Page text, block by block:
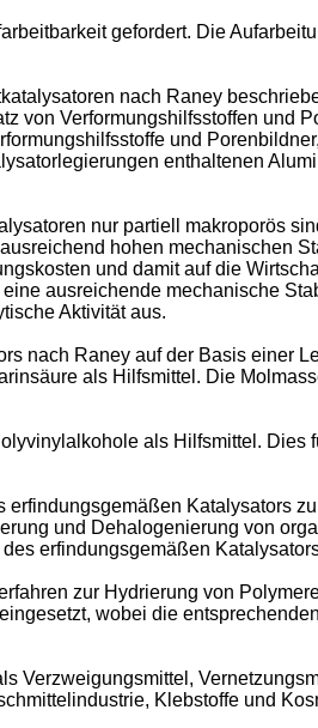
gefordert. Die
nach Raney
von Verformungshilfsstoffen und
und
enthaltenen
nur partiell makroporös
hohen mechanischen
und damit auf die
ausreichende mechanische
Aktivität aus.
nach Raney auf der Basis einer
als Hilfsmittel. Die
als Hilfsmittel. Dies
Katalysators
und Dehalogenierung von
erfindungsgemäßen
zur Hydrierung von
wobei die
Verzweigungsmittel,
Klebstoffe und